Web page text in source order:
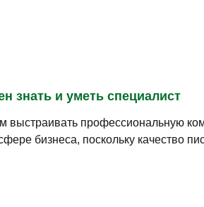
знать и уметь специалист
выстраивать профессиональную
бизнеса, поскольку качество